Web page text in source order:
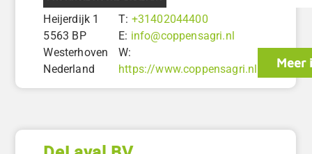
Heijerdijk 1
5563 BP
Westerhoven
Nederland
T: +31402044400
E: info@coppensagri.nl
W:
https://www.coppensagri.nl
Meer